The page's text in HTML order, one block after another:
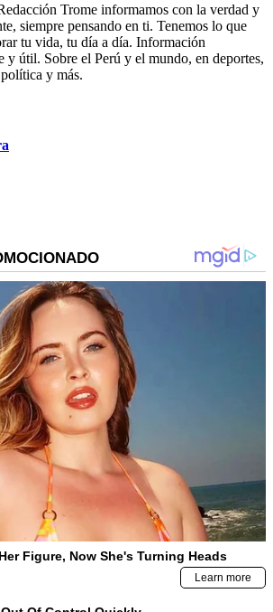
Trome informamos con la verdad y
siempre pensando en ti. Tenemos lo que
tu vida, tu día a día. Información
y útil. Sobre el Perú y el mundo, en deportes,
y más.